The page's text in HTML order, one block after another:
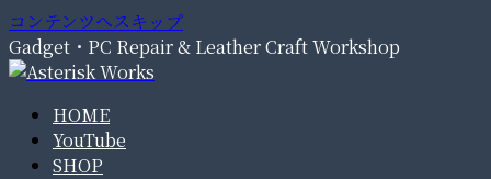
コンテンツへスキップ
Gadget・PC Repair & Leather Craft Workshop
HOME
YouTube
SHOP